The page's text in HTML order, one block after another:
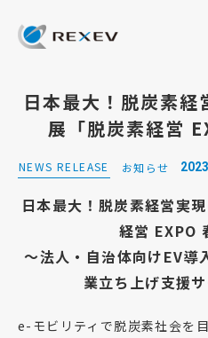
日本最大！脱炭素経
展「脱炭素経営
NEWS RELEASE お知らせ
日本最大！脱炭素経営実
経営 EXPO
～法人・自治体向けEV導
業立ち上げ支援
e-モビリティで脱炭素社会を